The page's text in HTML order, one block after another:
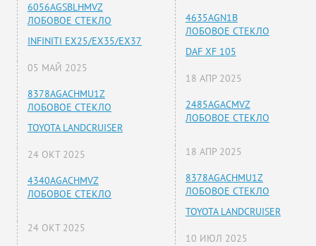
6056AGSBLHMVZ
ЛОБОВОЕ СТЕКЛО
INFINITI EX25/EX35/EX37
05 МАЙ 2025
8378AGACHMU1Z
ЛОБОВОЕ СТЕКЛО
TOYOTA LANDCRUISER
24 ОКТ 2025
4340AGACHMVZ
ЛОБОВОЕ СТЕКЛО
24 ОКТ 2025
4635AGN1B
ЛОБОВОЕ СТЕКЛО
DAF XF 105
18 АПР 2025
2485AGACMVZ
ЛОБОВОЕ СТЕКЛО
18 АПР 2025
8378AGACHMU1Z
ЛОБОВОЕ СТЕКЛО
TOYOTA LANDCRUISER
10 ИЮЛ 2025